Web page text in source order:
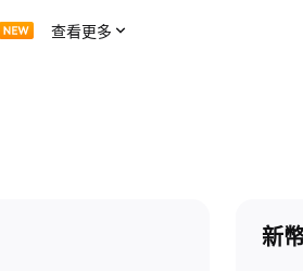
查看更多
新